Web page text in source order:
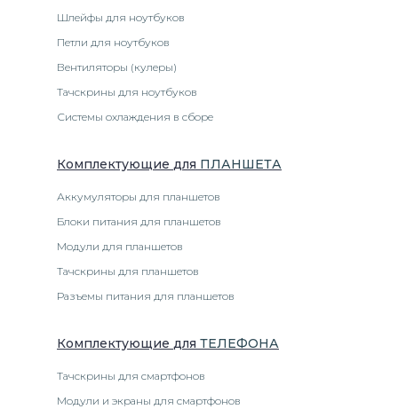
Шлейфы для ноутбуков
Петли для ноутбуков
Вентиляторы (кулеры)
Тачскрины для ноутбуков
Системы охлаждения в сборе
Комплектующие для ПЛАНШЕТА
Аккумуляторы для планшетов
Блоки питания для планшетов
Модули для планшетов
Тачскрины для планшетов
Разъемы питания для планшетов
Комплектующие для ТЕЛЕФОНА
Тачскрины для смартфонов
Модули и экраны для смартфонов